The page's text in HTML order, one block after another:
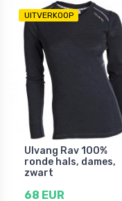
UITVERKOOP
Ulvang Rav 100%
ronde hals, dames,
zwart
68 EUR